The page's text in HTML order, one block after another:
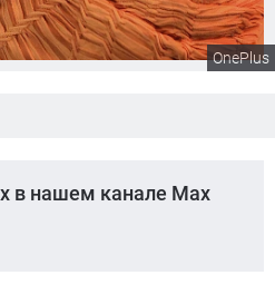
OnePlus
в нашем канале Max